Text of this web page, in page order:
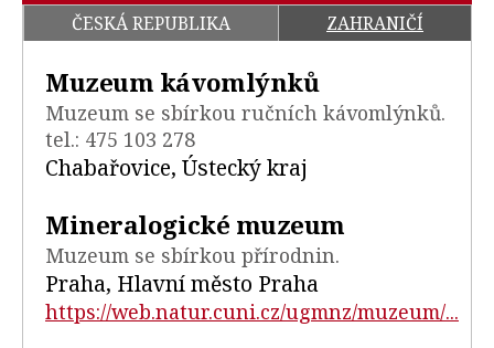
ČESKÁ REPUBLIKA ZAHRANIČÍ
Muzeum kávomlýnků
Muzeum se sbírkou ručních kávomlýnků.
tel.: 475 103 278
Chabařovice, Ústecký kraj
Mineralogické muzeum
Muzeum se sbírkou přírodnin.
Praha, Hlavní město Praha
https://web.natur.cuni.cz/ugmnz/muzeum/...